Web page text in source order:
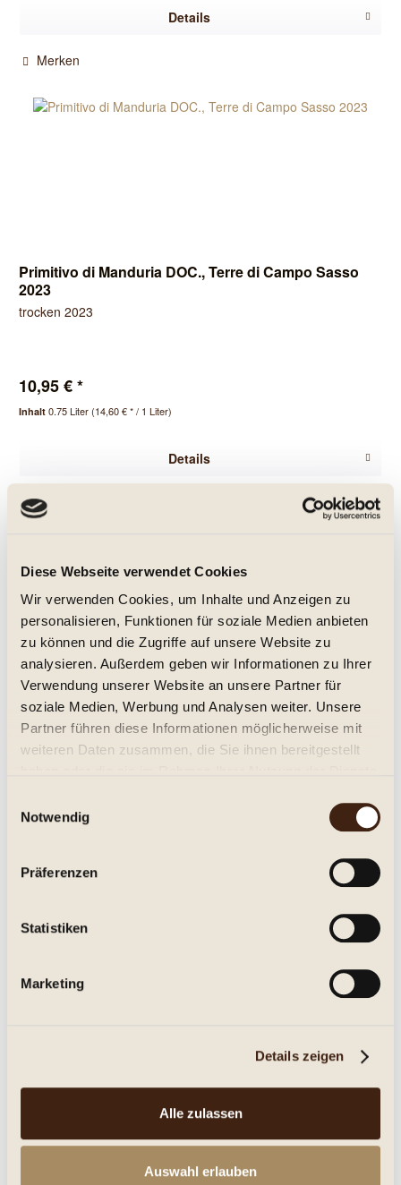
Diese Webseite verwendet Cookies
Wir verwenden Cookies, um Inhalte und Anzeigen zu
personalisieren, Funktionen für soziale Medien anbieten
zu können und die Zugriffe auf unsere Website zu
analysieren. Außerdem geben wir Informationen zu Ihrer
Verwendung unserer Website an unsere Partner für
soziale Medien, Werbung und Analysen weiter. Unsere
Partner führen diese Informationen möglicherweise mit
weiteren Daten zusammen, die Sie ihnen bereitgestellt
Notwendig
Präferenzen
Statistiken
Marketing
Details zeigen
Alle zulassen
Auswahl erlauben
Details
Merken
Primitivo di Manduria DOC., Terre di Campo Sasso
2023
trocken 2023
10,95 € *
Inhalt0.75 Liter(14,60 € * / 1 Liter)
Details
Merken
San Marzano Talò Primitivo di Manduria DOC. 2023
trocken 2023er
9,95 € *
Manduria Riserva 2019